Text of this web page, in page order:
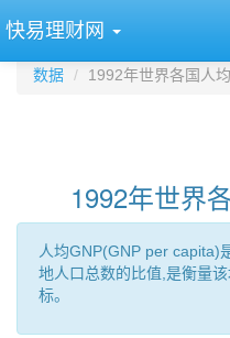
快易理财网
数据 1992年世界各国人
1992年世界
人均GNP(GNP per capita)
地人口总数的比值,是衡量
标。